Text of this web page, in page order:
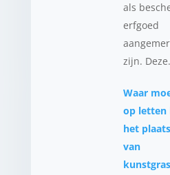
als
erfgoed
zijn.
Waar
op letten
het
van